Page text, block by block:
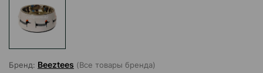
Бренд: Beeztees (Все товары бренда)